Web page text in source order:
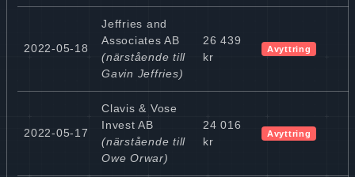
2022-05-18
Jeffries and
Associates AB
(närstående till
Gavin Jeffries)
26 439
kr
Avyttring
2022-05-17
Clavis & Vose
Invest AB
(närstående till
Owe Orwar)
24 016
kr
Avyttring